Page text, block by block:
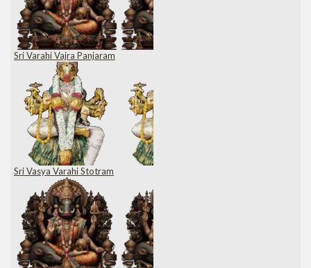
Sri Varahi Vajra Panjaram
Sri Vasya Varahi Stotram